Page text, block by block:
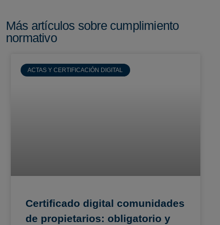
Más artículos sobre cumplimiento
normativo
ACTAS Y CERTIFICACIÓN DIGITAL
Certificado digital comunidades
de propietarios: obligatorio y